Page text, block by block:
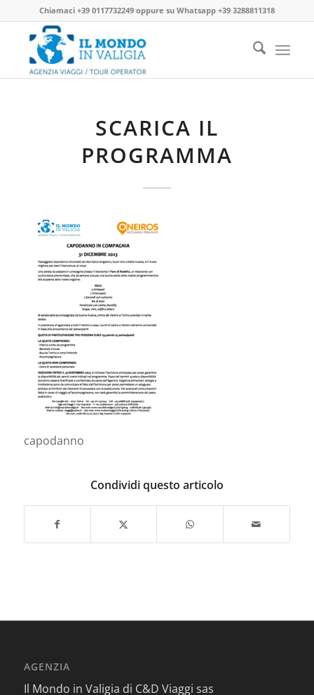
Chiamaci +39 0117732249oppure su Whatsapp +39 3288811318
SCARICA IL
PROGRAMMA
capodanno
Condividi questo articolo
AGENZIA
Il Mondo in Valigia di C&D Viaggi sas